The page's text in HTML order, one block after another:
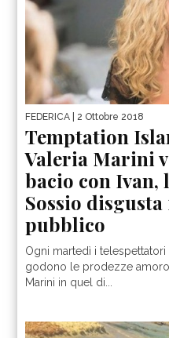
FEDERICA | 2 Ottobre 2018
Temptation
Valeria Marini
bacio con Ivan,
Sossio disgusta
pubblico
Ogni martedì i telespettatori
godono le prodezze
Marini in quel di...